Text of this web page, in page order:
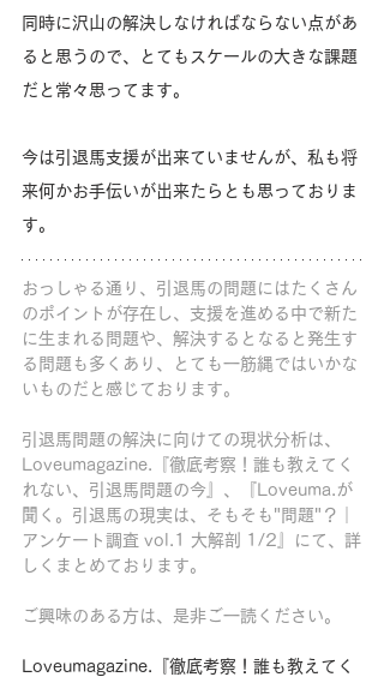
同時に沢山の解決しなければならない点があ
ると思うので、とてもスケールの大きな課題
だと常々思ってます。
今は引退馬支援が出来ていませんが、私も将
来何かお手伝いが出来たらとも思っておりま
す。
おっしゃる通り、引退馬の問題にはたくさん
のポイントが存在し、支援を進める中で新た
に生まれる問題や、解決するとなると発生す
る問題も多くあり、とても一筋縄ではいかな
いものだと感じております。
引退馬問題の解決に向けての現状分析は、
Loveumagazine.『徹底考察！誰も教えてく
れない、引退馬問題の今』、『Loveuma.が
聞く。引退馬の現実は、そもそも"問題"？｜
アンケート調査 vol.1 大解剖 1/2』にて、詳
しくまとめております。
ご興味のある方は、是非ご一読ください。
Loveumagazine.『徹底考察！誰も教えてく